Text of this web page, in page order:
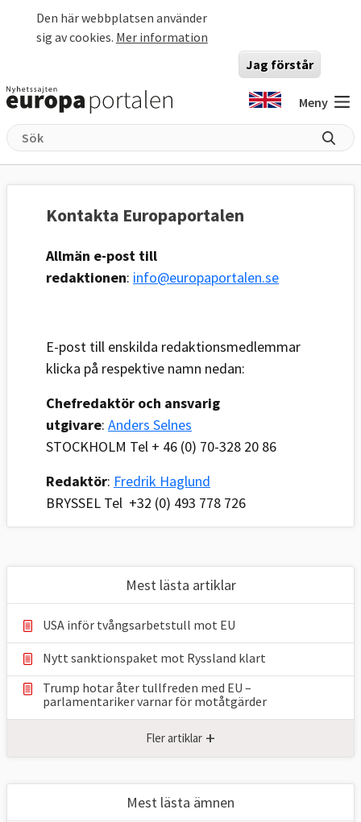
Den här webbplatsen använder
sig av cookies. Mer information
Jag förstår
Meny
Kontakta Europaportalen
Allmän e-post till
redaktionen: info@europaportalen.se
E-post till enskilda redaktionsmedlemmar
klicka på respektive namn nedan:
Chefredaktör och ansvarig
utgivare: Anders Selnes
STOCKHOLM Tel + 46 (0) 70-328 20 86
Redaktör: Fredrik Haglund
BRYSSEL Tel +32 (0) 493 778 726
Mest lästa artiklar
USA inför tvångsarbetstull mot EU
Nytt sanktionspaket mot Ryssland klart
Trump hotar åter tullfreden med EU –
parlamentariker ⁠varnar för motåtgärder
Fler artiklar +
Mest lästa ämnen